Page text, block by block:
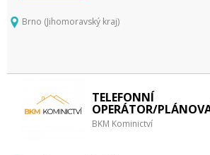
Brno (Jihomoravský kraj)
TELEFONNÍ
OPERÁTOR/
BKM Kominictví